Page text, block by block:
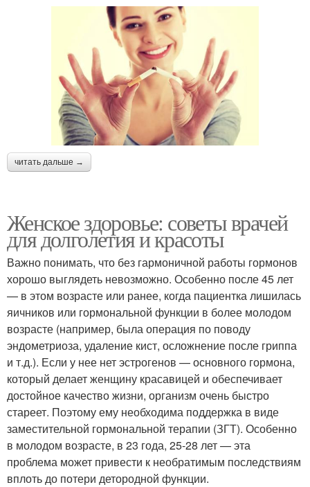
читать дальше →
Женское здоровье: советы врачей
для долголетия и красоты
Важно понимать, что без гармоничной работы гормонов
хорошо выглядеть невозможно. Особенно после 45 лет
— в этом возрасте или ранее, когда пациентка лишилась
яичников или гормональной функции в более молодом
возрасте (например, была операция по поводу
эндометриоза, удаление кист, осложнение после гриппа
и т.д.). Если у нее нет эстрогенов — основного гормона,
который делает женщину красавицей и обеспечивает
достойное качество жизни, организм очень быстро
стареет. Поэтому ему необходима поддержка в виде
заместительной гормональной терапии (ЗГТ). Особенно
в молодом возрасте, в 23 года, 25-28 лет — эта
проблема может привести к необратимым последствиям
вплоть до потери детородной функции.